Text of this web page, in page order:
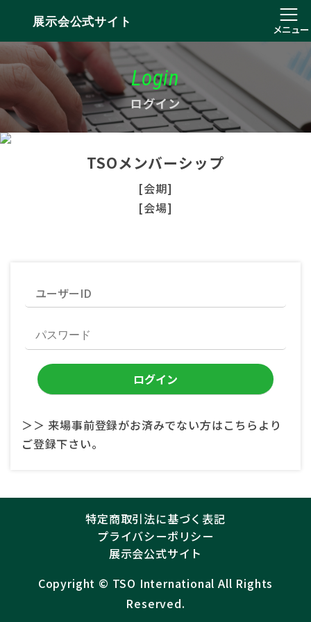
展示会公式サイト
メニュー
Login
ログイン
TSOメンバーシップ
[会期]
[会場]
＞＞ 来場事前登録がお済みでない方はこちらより
ご登録下さい。
特定商取引法に基づく表記
プライバシーポリシー
展示会公式サイト
Copyright ©︎ TSO International All Rights
Reserved.